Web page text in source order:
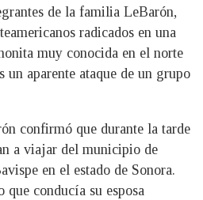
de la familia LeBarón,
radicados en una
muy conocida en el norte
aparente ataque de un grupo
confirmó que durante la tarde
a viajar del municipio de
en el estado de Sonora.
conducía su esposa